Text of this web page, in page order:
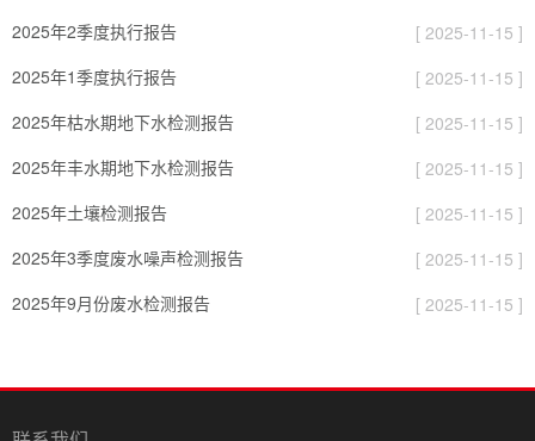
2025年2季度执行报告
[ 2025-11-15 ]
2025年1季度执行报告
[ 2025-11-15 ]
2025年枯水期地下水检测报告
[ 2025-11-15 ]
2025年丰水期地下水检测报告
[ 2025-11-15 ]
2025年土壤检测报告
[ 2025-11-15 ]
2025年3季度废水噪声检测报告
[ 2025-11-15 ]
2025年9月份废水检测报告
[ 2025-11-15 ]